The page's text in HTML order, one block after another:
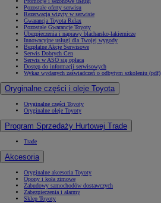
Pozostałe oferty serwisu
Rezerwacja wizyty w serwisie
Gwarancja Toyota Relax
Pozostałe Gwarancje Toyoty
Ubezpieczenia i naprawy blacharsko-lakiernicze
Innowacyjne usługi dla Twojej wygody
Bezpłatne Akcje Serwisowe
Serwis Dobrych Cen
Serwis w ASO się opłaca
Dostęp do informacji serwisowych
Wykaz wydanych zaświadczeń o odbytym szkoleniu (pdf)
Oryginalne części i oleje Toyota
Oryginalne części Toyoty
Oryginalne oleje Toyoty
Program Sprzedaży Hurtowej Trade
Trade
Akcesoria
Oryginalne akcesoria Toyoty
Opony i koła zimowe
Zabudowy samochodów dostawczych
Zabezpieczenia i alarmy
Sklep Toyoty